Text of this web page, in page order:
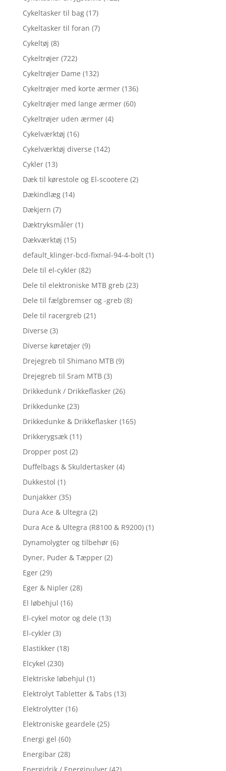
Cykeltasker til bag (17)
Cykeltasker til foran (7)
Cykeltøj (8)
Cykeltrøjer (722)
Cykeltrøjer Dame (132)
Cykeltrøjer med korte ærmer (136)
Cykeltrøjer med lange ærmer (60)
Cykeltrøjer uden ærmer (4)
Cykelværktøj (16)
Cykelværktøj diverse (142)
Cykler (13)
Dæk til kørestole og El-scootere (2)
Dækindlæg (14)
Dækjern (7)
Dæktryksmåler (1)
Dækværktøj (15)
default_klinger-bcd-fixmal-94-4-bolt (1)
Dele til el-cykler (82)
Dele til elektroniske MTB greb (23)
Dele til fælgbremser og -greb (8)
Dele til racergreb (21)
Diverse (3)
Diverse køretøjer (9)
Drejegreb til Shimano MTB (9)
Drejegreb til Sram MTB (3)
Drikkedunk / Drikkeflasker (26)
Drikkedunke (23)
Drikkedunke & Drikkeflasker (165)
Drikkerygsæk (11)
Dropper post (2)
Duffelbags & Skuldertasker (4)
Dukkestol (1)
Dunjakker (35)
Dura Ace & Ultegra (2)
Dura Ace & Ultegra (R8100 & R9200) (1)
Dynamolygter og tilbehør (6)
Dyner, Puder & Tæpper (2)
Eger (29)
Eger & Nipler (28)
El løbehjul (16)
El-cykel motor og dele (13)
El-cykler (3)
Elastikker (18)
Elcykel (230)
Elektriske løbehjul (1)
Elektrolyt Tabletter & Tabs (13)
Elektrolytter (16)
Elektroniske geardele (25)
Energi gel (60)
Energibar (28)
Energidrik / Energipulver (42)